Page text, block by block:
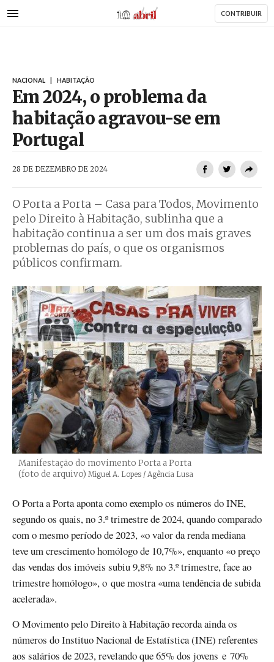
para
AbrilAbril CONTRIBUIR
NACIONAL HABITAÇÃO
Em 2024, o problema da
habitação agravou-se em
Portugal
28 DE DEZEMBRO DE 2024
O Porta a Porta – Casa para Todos, Movimento
pelo Direito à Habitação, sublinha que a
habitação continua a ser um dos mais graves
problemas do país, o que os organismos
públicos confirmam.
Manifestação do movimento Porta a Porta
(foto de arquivo) Créditos
Miguel A. Lopes / Agência Lusa
O Porta a Porta aponta como exemplo os números do INE,
segundo os quais, no 3.º trimestre de 2024, quando comparado
com o mesmo período de 2023, «o valor da renda mediana
teve um crescimento homólogo de 10,7%», enquanto «o preço
das vendas dos imóveis subiu 9,8% no 3.º trimestre, face ao
trimestre homólogo», o que mostra «uma tendência de subida
acelerada».
O Movimento pelo Direito à Habitação recorda ainda os
números do Instituo Nacional de Estatística (INE) referentes
aos salários de 2023, revelando que 65% dos jovens e 70%